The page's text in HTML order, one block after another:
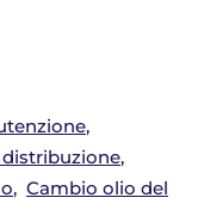
Cambio olio del